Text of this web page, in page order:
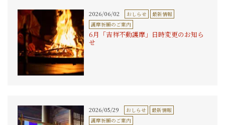
2026/06/02 おしらせ
最新情報
護摩祈願のご案内
6月「吉祥不動護摩」日時変更のお知ら
せ
2026/05/29 おしらせ
最新情報
護摩祈願のご案内